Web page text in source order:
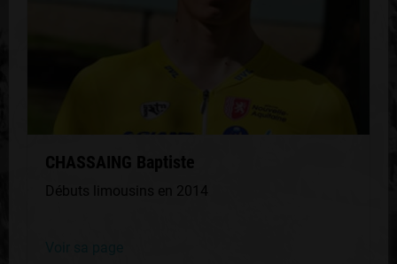
CHASSAING Baptiste
Débuts limousins en 2014